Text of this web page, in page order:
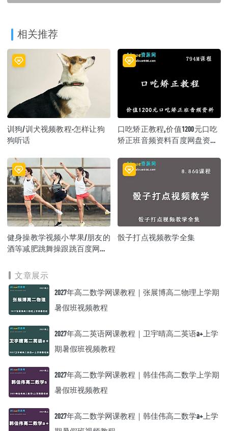
相关推荐
训狗/训犬视频教程-怎样让狗
狗听话
口吃矫正教程,价值1200元口吃
矫正班音频资料百度网盘资源
健身操教学视频小苹果/朋友的
酒等减肥跳舞操跟跳百度网盘
骰子打点视频教学全集
文章展示
2027年高二数学网课教程｜张展博高二物理上学期
暑假班视频教程
2027年高二英语网课教程｜卫宇晴高二英语a+上学
期暑假班视频教程
2027年高二数学网课教程｜韩佳伟高二数学上学期
暑假班视频教程
2027年高二数学网课教程｜韩佳伟高二数学a+上学